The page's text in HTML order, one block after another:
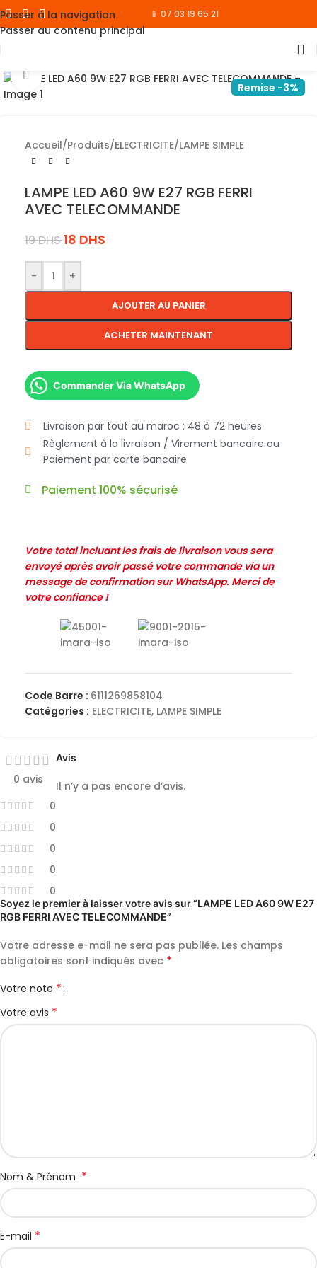
Passer à la navigation
Passer au contenu principal
📱 07 03 19 65 21
Remise -3%
Cliquez pour agrandir
Accueil/Produits/ELECTRICITE/LAMPE SIMPLE
LAMPE LED A60 9W E27 RGB FERRI
AVEC TELECOMMANDE
19DHS 18 DHS
- +
AJOUTER AU PANIER
ACHETER MAINTENANT
Commander Via WhatsApp
Livraison par tout au maroc : 48 à 72 heures
Règlement à la livraison / Virement bancaire ou
Paiement par carte bancaire
Paiement 100% sécurisé
Votre total incluant les frais de livraison vous sera
envoyé après avoir passé votre commande via un
message de confirmation sur WhatsApp. Merci de
votre confiance !
Code Barre : 6111269858104
Catégories : ELECTRICITE, LAMPE SIMPLE
0 avis
0
0
0
0
0
Avis
Il n’y a pas encore d’avis.
Soyez le premier à laisser votre avis sur “LAMPE LED A60 9W E27
RGB FERRI AVEC TELECOMMANDE”
Votre adresse e-mail ne sera pas publiée. Les champs
obligatoires sont indiqués avec *
Votre note *
Votre avis *
Nom & Prénom *
E-mail *